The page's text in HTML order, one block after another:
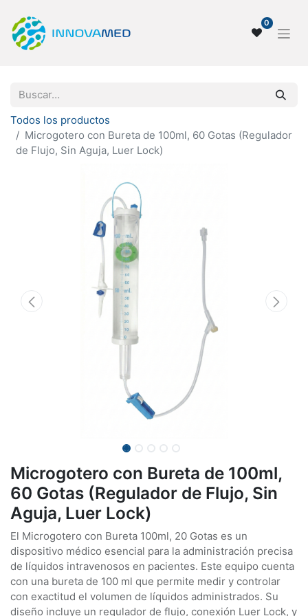
0
Todos los productos
Microgotero con Bureta de 100ml, 60 Gotas (Regulador
de Flujo, Sin Aguja, Luer Lock)
Microgotero con Bureta de 100ml,
60 Gotas (Regulador de Flujo, Sin
Aguja, Luer Lock)
El Microgotero con Bureta 100ml, 20 Gotas es un
dispositivo médico esencial para la administración precisa
de líquidos intravenosos en pacientes. Este equipo cuenta
con una bureta de 100 ml que permite medir y controlar
con exactitud el volumen de líquidos administrados. Su
diseño incluye un regulador de flujo, conexión Luer Lock, y